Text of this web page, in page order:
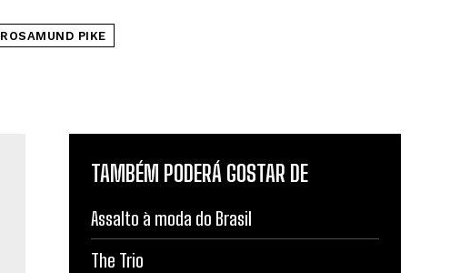
ROSAMUND PIKE
TAMBÉM PODERÁ GOSTAR DE
Assalto à moda do Brasil
The Trio